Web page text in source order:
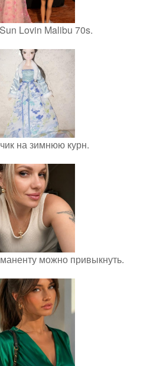
Lovin Malibu 70s.
на зимнюю курн.
можно привыкнуть.